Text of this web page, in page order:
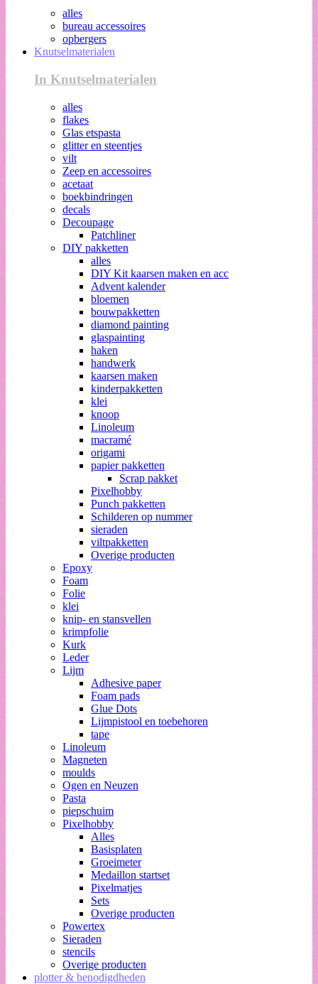
alles
bureau accessoires
opbergers
Knutselmaterialen
In Knutselmaterialen
alles
flakes
Glas etspasta
glitter en steentjes
vilt
Zeep en accessoires
acetaat
boekbindringen
decals
Decoupage
Patchliner
DIY pakketten
alles
DIY Kit kaarsen maken en acc
Advent kalender
bloemen
bouwpakketten
diamond painting
glaspainting
haken
handwerk
kaarsen maken
kinderpakketten
klei
knoop
Linoleum
macramé
origami
papier pakketten
Scrap pakket
Pixelhobby
Punch pakketten
Schilderen op nummer
sieraden
viltpakketten
Overige producten
Epoxy
Foam
Folie
klei
knip- en stansvellen
krimpfolie
Kurk
Leder
Lijm
Adhesive paper
Foam pads
Glue Dots
Lijmpistool en toebehoren
tape
Linoleum
Magneten
moulds
Ogen en Neuzen
Pasta
piepschuim
Pixelhobby
Alles
Basisplaten
Groeimeter
Medaillon startset
Pixelmatjes
Sets
Overige producten
Powertex
Sieraden
stencils
Overige producten
plotter & benodigdheden